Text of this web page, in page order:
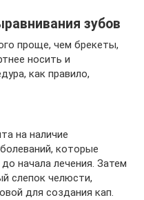
зубов
проще, чем брекеты,
носить и
как правило,
на наличие
которые
начала лечения. Затем
слепок челюсти,
для создания кап.